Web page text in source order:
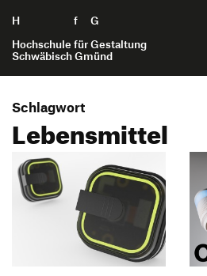
H f
G
Hochschule für Gestaltung
Schwäbisch Gmünd
Zum Seiteninhalt springen
Startseite
Studiengänge
Interaktionsgestaltung B.A.
Internet der Dinge B.A.
Kommunikationsgestaltung B.A.
Produktgestaltung B.A.
Schlagwort
Lebensmittel